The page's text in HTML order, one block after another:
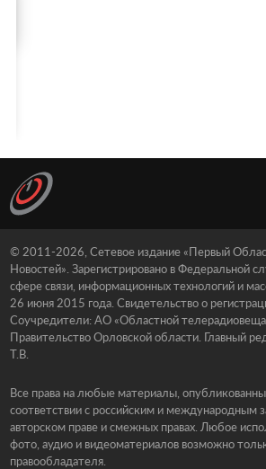
© 2011-2026, Сетевое издание «Первый
Новостей». Зарегистрировано в Федеральной
сфере связи, информационных технологий и
26 июня 2015 года. Свидетельство о
Соучредители: АО «Областной
Правительство Орловской области. Главный
Т.В.
Все права на любые материалы,
соответствии с российским и международным
авторском праве и смежных правах. Любое
фото, аудио и видеоматериалов возможно
правообладателя.